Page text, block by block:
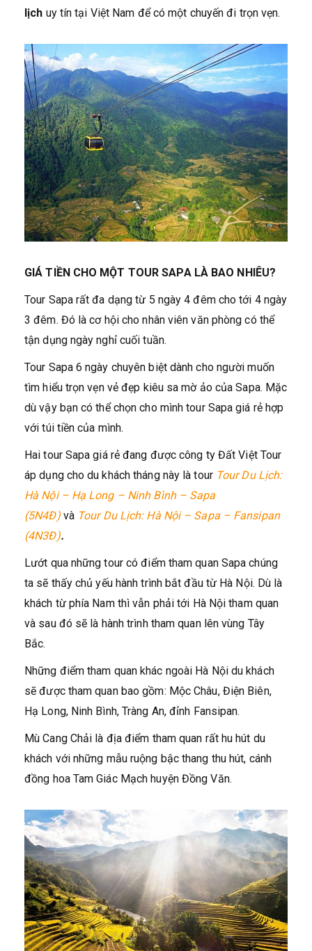
lịch uy tín tại Việt Nam để có một chuyến đi trọn vẹn.
GIÁ TIỀN CHO MỘT TOUR SAPA LÀ BAO NHIÊU?
Tour Sapa rất đa dạng từ 5 ngày 4 đêm cho tới 4 ngày
3 đêm. Đó là cơ hội cho nhân viên văn phòng có thể
tận dụng ngày nghỉ cuối tuần.
Tour Sapa 6 ngày chuyên biệt dành cho người muốn
tìm hiểu trọn vẹn vẻ đẹp kiêu sa mờ ảo của Sapa. Mặc
dù vậy bạn có thể chọn cho mình tour Sapa giá rẻ hợp
với túi tiền của mình.
Hai tour Sapa giá rẻ đang được công ty Đất Việt Tour
áp dụng cho du khách tháng này là tour Tour Du Lịch:
Hà Nội – Hạ Long – Ninh Bình – Sapa
(5N4Đ) và Tour Du Lịch: Hà Nội – Sapa – Fansipan
(4N3Đ).
Lướt qua những tour có điểm tham quan Sapa chúng
ta sẽ thấy chủ yếu hành trình bắt đầu từ Hà Nội. Dù là
khách từ phía Nam thì vẫn phải tới Hà Nội tham quan
và sau đó sẽ là hành trình tham quan lên vùng Tây
Bắc.
Những điểm tham quan khác ngoài Hà Nội du khách
sẽ được tham quan bao gồm: Mộc Châu, Điện Biên,
Hạ Long, Ninh Bình, Tràng An, đỉnh Fansipan.
Mù Cang Chải là địa điểm tham quan rất hu hút du
khách với những mẫu ruộng bậc thang thu hút, cánh
đồng hoa Tam Giác Mạch huyện Đồng Văn.